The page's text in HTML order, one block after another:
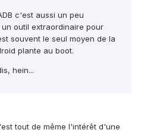
c'est aussi un peu
outil extraordinaire pour
souvent le seul moyen de la
plante au boot.
hein...
tout de même l'intérêt d'une